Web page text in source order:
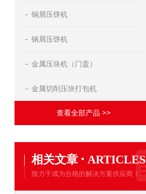
铜屑压饼机
钢屑压饼机
金属压块机（门盖）
金属切削压块打包机
查看全部产品 >>
相关文章 · ARTICLES
致力于成为合格的解决方案供应商！